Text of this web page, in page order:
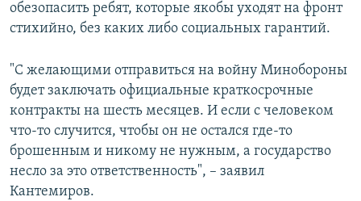
обезопасить ребят, которые якобы уходят на фронт
стихийно, без каких либо социальных гарантий.
"С желающими отправиться на войну Минобороны
будет заключать официальные краткосрочные
контракты на шесть месяцев. И если с человеком
что-то случится, чтобы он не остался где-то
брошенным и никому не нужным, а государство
несло за это ответственность", – заявил
Кантемиров.